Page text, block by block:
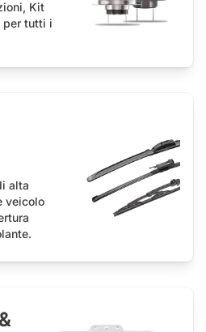
Kit
per tutti i
alta
veicolo